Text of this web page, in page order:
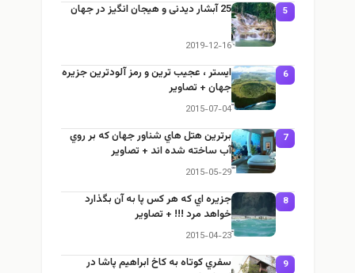
5 25 آبشار دیدنی و هیجان انگیز در جهان
2019-12-16
6
ایستر ، عجيب ترين و رمز آلودترين جزيره
جهان + تصاوير
2015-07-04
7
برترين هتل هاي شناور جهان كه بر روي
آب ساخته شده اند + تصاوير
2015-05-29
8
جزيره اي كه هر كس پا به آن بگذارد
خواهد مرد !!! + تصاوير
2015-04-23
9
سفري كوتاه به كاخ ابراهيم پاشا در